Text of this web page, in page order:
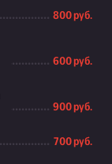
800 руб.
600 руб.
900 руб.
700 руб.